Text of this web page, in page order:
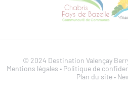
© 2024 Destination Valençay
Mentions légales • Politique de
Plan du site•